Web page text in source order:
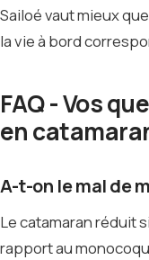
Sailoé vaut mieux
la vie à bord
FAQ - Vos
en
A-t-on le mal de
Le catamaran réduit
rapport au